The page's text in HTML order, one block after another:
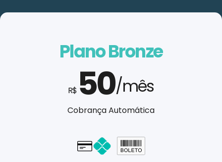
Plano Bronze
R$ 50/mês
Cobrança Automática
Cartão - em até 1x